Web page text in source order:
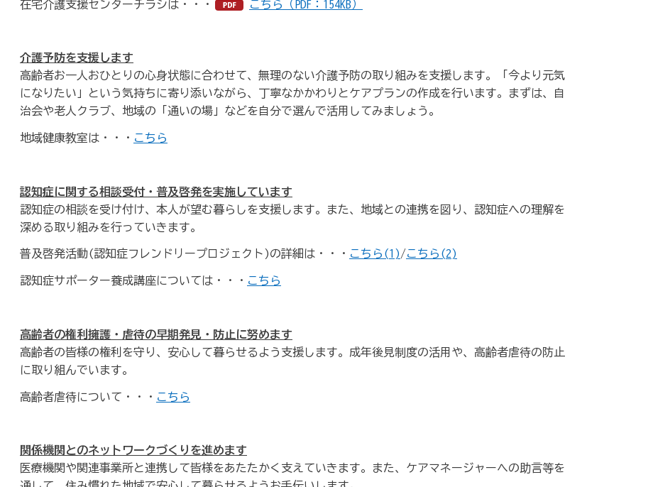
在宅介護支援センターチラシは・・・ こちら（PDF：154KB）
介護予防を支援します
高齢者お一人おひとりの心身状態に合わせて、無理のない介護予防の取り組みを支援します。「今より元気
になりたい」という気持ちに寄り添いながら、丁寧なかかわりとケアプランの作成を行います。まずは、自
治会や老人クラブ、地域の「通いの場」などを自分で選んで活用してみましょう。
地域健康教室は・・・ こちら
認知症に関する相談受付・普及啓発を実施しています
認知症の相談を受け付け、本人が望む暮らしを支援します。また、地域との連携を図り、認知症への理解を
深める取り組みを行っていきます。
普及啓発活動(認知症フレンドリープロジェクト)の詳細は・・・ こちら(1)/こちら(2)
認知症サポーター養成講座については・・・ こちら
高齢者の権利擁護・虐待の早期発見・防止に努めます
高齢者の皆様の権利を守り、安心して暮らせるよう支援します。成年後見制度の活用や、高齢者虐待の防止
に取り組んでいます。
高齢者虐待について・・・ こちら
関係機関とのネットワークづくりを進めます
医療機関や関連事業所と連携して皆様をあたたかく支えていきます。また、ケアマネージャーへの助言等を